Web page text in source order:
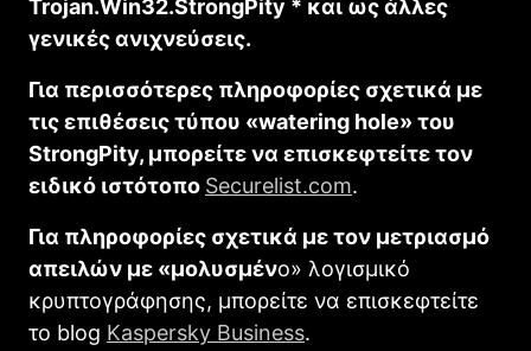
Trojan.Win32.StrongPity * και ως άλλες
γενικές ανιχνεύσεις.
Για περισσότερες πληροφορίες σχετικά με
τις επιθέσεις τύπου «watering hole» του
StrongPity, μπορείτε να επισκεφτείτε τον
ειδικό ιστότοπο Securelist.com.
Για πληροφορίες σχετικά με τον μετριασμό
απειλών με «μολυσμένo» λογισμικό
κρυπτογράφησης, μπορείτε να επισκεφτείτε
το blog Kaspersky Business.